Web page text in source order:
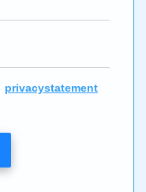
privacystatement